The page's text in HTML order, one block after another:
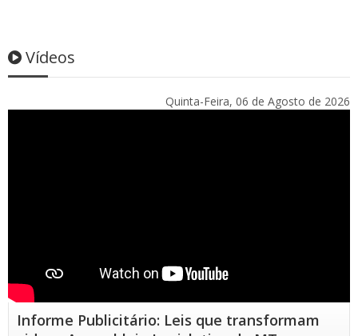
Vídeos
Quinta-Feira, 06 de Agosto de 2026
Informe Publicitário: Leis que transformam